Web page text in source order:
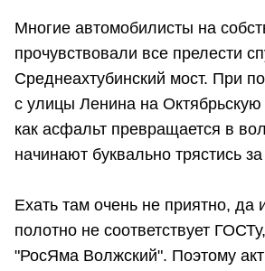
Многие автомобилисты на
прочувствовали все прелести
Среднеахтубинский мост. При
с улицы Ленина на
как асфальт превращается в
начинают буквально трястись
Ехать там очень не приятно, да
полотно не соответствует
"РосЯма Волжский". Поэтому